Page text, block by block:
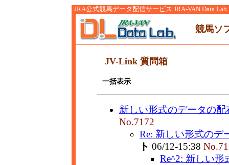
JRA公式競馬データ配信サービス JRA-VAN Data Lab.
競馬ソ
JV-Link 質問箱
一括表示
新しい形式のデータの配
No.7172
Re: 新しい形式のデ
ト 06/12-15:38
Re^2: 新しい形